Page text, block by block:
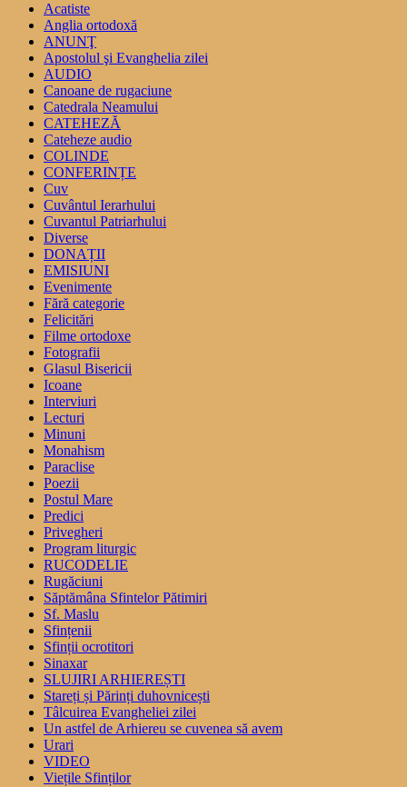
Acatiste
Anglia ortodoxă
ANUNŢ
Apostolul şi Evanghelia zilei
AUDIO
Canoane de rugaciune
Catedrala Neamului
CATEHEZĂ
Cateheze audio
COLINDE
CONFERINȚE
Cuv
Cuvântul Ierarhului
Cuvantul Patriarhului
Diverse
DONAȚII
EMISIUNI
Evenimente
Fără categorie
Felicitări
Filme ortodoxe
Fotografii
Glasul Bisericii
Icoane
Interviuri
Lecturi
Minuni
Monahism
Paraclise
Poezii
Postul Mare
Predici
Privegheri
Program liturgic
RUCODELIE
Rugăciuni
Săptămâna Sfintelor Pătimiri
Sf. Maslu
Sfințenii
Sfinții ocrotitori
Sinaxar
SLUJIRI ARHIEREȘTI
Stareți și Părinți duhovnicești
Tâlcuirea Evangheliei zilei
Un astfel de Arhiereu se cuvenea să avem
Urari
VIDEO
Viețile Sfinților